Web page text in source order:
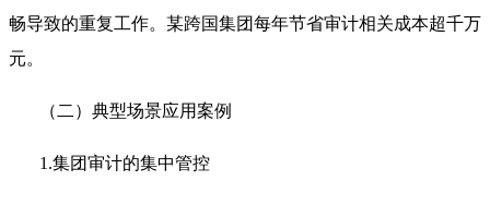
畅导致的重复工作。某跨国集团每年节省审计相关成本超千万
元。
（二）典型场景应用案例
1.集团审计的集中管控